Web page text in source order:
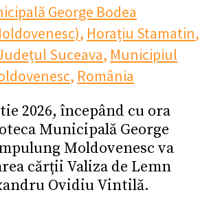
George Bodea
, Horațiu Stamatin,
Suceava, Municipiul
, România
2026, începând cu ora
Municipală George
Moldovenesc va
cărții Valiza de Lemn
Ovidiu Vintilă.